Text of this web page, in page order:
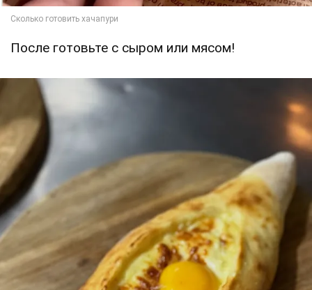
После готовьте с сыром или мясом!